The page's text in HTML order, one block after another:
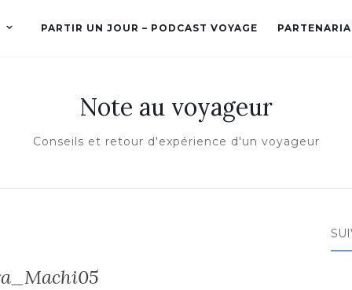
PARTIR UN JOUR – PODCAST VOYAGE
Note au voyageur
Conseils et retour d'expérience d'un voyageur